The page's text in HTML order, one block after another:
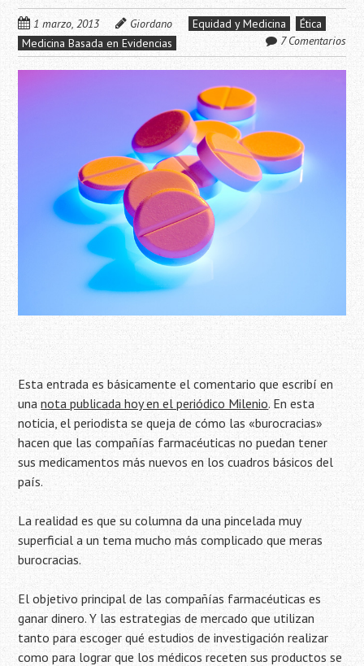
1 marzo, 2013 Giordano Equidad y Medicina
Ética
Medicina Basada en Evidencias
7 Comentarios
Esta entrada es básicamente el comentario que escribí en
unanota publicada hoy en el periódico Milenio. En esta
noticia, el periodista se queja de cómo las «burocracias»
hacen que las compañías farmacéuticas no puedan tener
sus medicamentos más nuevos en los cuadros básicos del
país.
La realidad es que su columna da una pincelada muy
superficial a un tema mucho más complicado que meras
burocracias.
El objetivo principal de las compañías farmacéuticas es
ganar dinero. Y las estrategias de mercado que utilizan
tanto para escoger qué estudios de investigación realizar
como para lograr que los médicos receten sus productos se